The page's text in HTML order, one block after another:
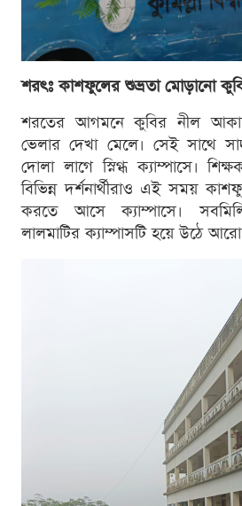
শরৎঃ কাশফুলের শুভ্রতা মোড়ানো
শরতের আগমনে কুবির নীল
ভেলার দেখা মেলে। সেই সাথে
দোলা লাগে স্নিগ্ধ ক্যাম্পাসে।
বিভিন্ন দর্শনার্থীরাও এই সময়
করতে আসে ক্যাম্পাসে।
লালমাটির ক্যাম্পাসটি হয়ে উঠে আরো